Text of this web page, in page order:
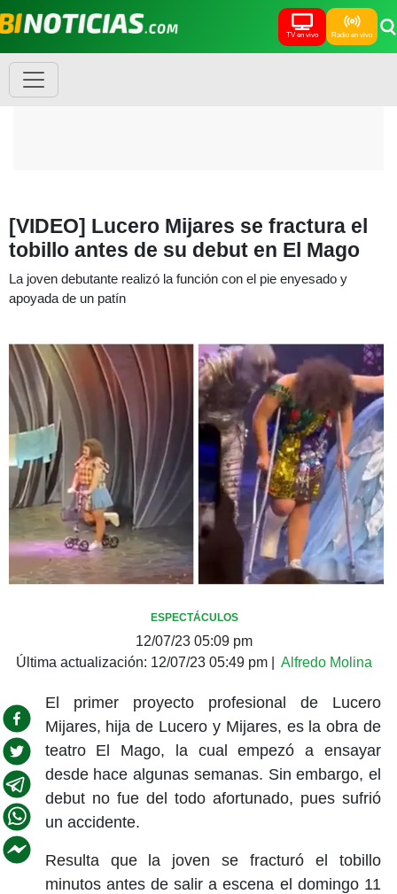
TV en vivo Radio en vivo
[VIDEO] Lucero Mijares se fractura el
tobillo antes de su debut en El Mago
La joven debutante realizó la función con el pie enyesado y
apoyada de un patín
ESPECTÁCULOS
12/07/23 05:09 pm
Última actualización: 12/07/23 05:49 pm Alfredo Molina
El primer proyecto profesional de Lucero
Mijares, hija de Lucero y Mijares, es la obra de
teatro El Mago, la cual empezó a ensayar
desde hace algunas semanas. Sin embargo, el
debut no fue del todo afortunado, pues sufrió
un accidente.
Resulta que la joven se fracturó el tobillo
minutos antes de salir a escena el domingo 11